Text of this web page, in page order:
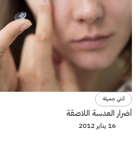
أنتي جميلة
أضرار العدسة اللاصقة
16 يناير 2012